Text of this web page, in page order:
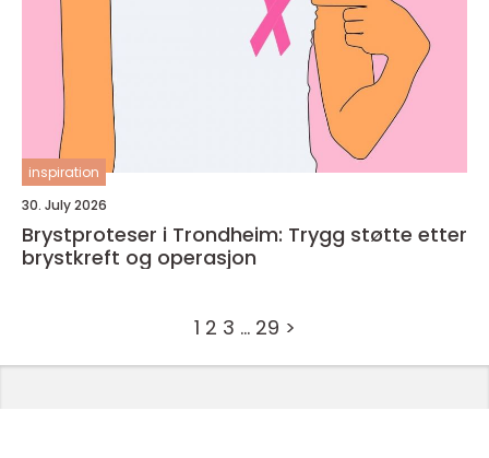
inspiration
30. July 2026
Brystproteser i Trondheim: Trygg støtte etter
brystkreft og operasjon
1 2 3 … 29 >